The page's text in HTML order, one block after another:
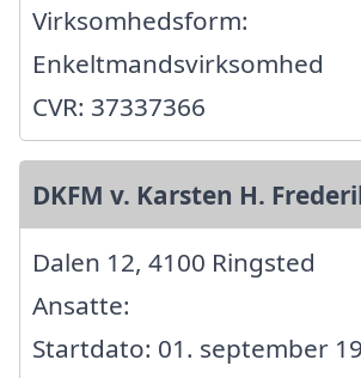
Virksomhedsform:
Enkeltmandsvirksomhed
CVR: 37337366
DKFM v. Karsten H.
Dalen 12, 4100 Ringsted
Ansatte:
Startdato: 01. september